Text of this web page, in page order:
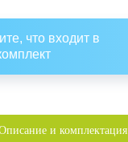
что входит в
и комплектация